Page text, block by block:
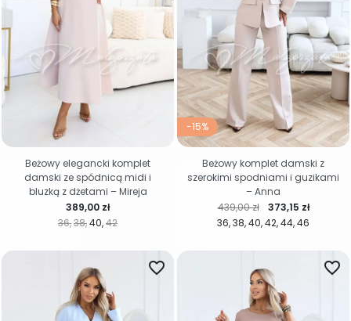
36 38 40 42
Cena
389,00 zł
Beżowy elegancki komplet
damski ze spódnicą midi i
bluzką z dżetami – Mireja
-15%
36 38 40 42 44 46
Cena regularna
439,00 zł Cena
373,15 zł
Beżowy komplet damski z
szerokimi spodniami i guzikami
– Anna
favorite_border favorite_border